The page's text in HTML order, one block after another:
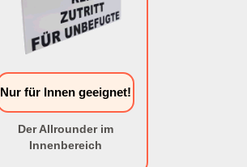
Nur für Innen geeignet!
Der Allrounder im
Innenbereich